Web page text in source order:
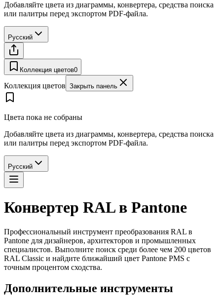
Добавляйте цвета из диаграммы, конвертера, средства поиска
или палитры перед экспортом PDF-файла.
Русский
Коллекция цветов0
Коллекция цветов Закрыть панель
Цвета пока не собраны
Добавляйте цвета из диаграммы, конвертера, средства поиска
или палитры перед экспортом PDF-файла.
Русский
Конвертер RAL в Pantone
Профессиональный инструмент преобразования RAL в
Pantone для дизайнеров, архитекторов и промышленных
специалистов. Выполните поиск среди более чем 200 цветов
RAL Classic и найдите ближайший цвет Pantone PMS с
точным процентом сходства.
Дополнительные инструменты